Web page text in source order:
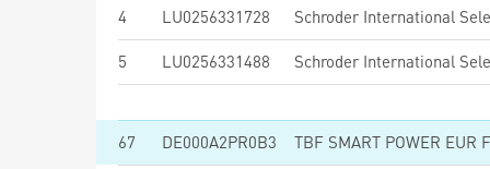
4 LU0256331728
5 LU0256331488
67 DE000A2PR0B3 TBF SMART POWER EUR F